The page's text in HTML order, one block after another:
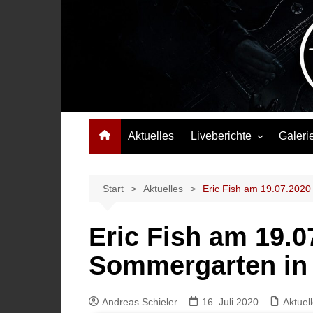
Das Musikmagazin, das Wellen schlägt. Konzerte,
Aktuelles Liveberichte
Festivalberichte
Highlights
Start Aktuelles Eric Fish am
Eric Fish am
Sommergarten
Andreas Schieler 16. Juli 2020